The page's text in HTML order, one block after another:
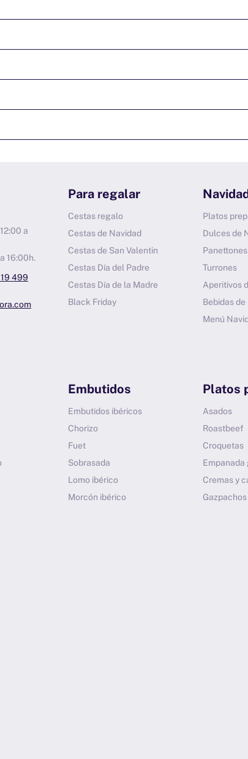
a
16:00h.
499
Para regalar
Cestas regalo
Cestas de Navidad
Cestas de San Valentin
Cestas Día del Padre
Cestas Día de la Madre
Black Friday
Platos
Dulces de
Panettones
Turrones
Aperitivos
Bebidas de
Menú
Embutidos
Embutidos ibéricos
Chorizo
Fuet
Sobrasada
Lomo ibérico
Morcón ibérico
Platos
Asados
Roastbeef
Croquetas
Cremas y
Gazpachos